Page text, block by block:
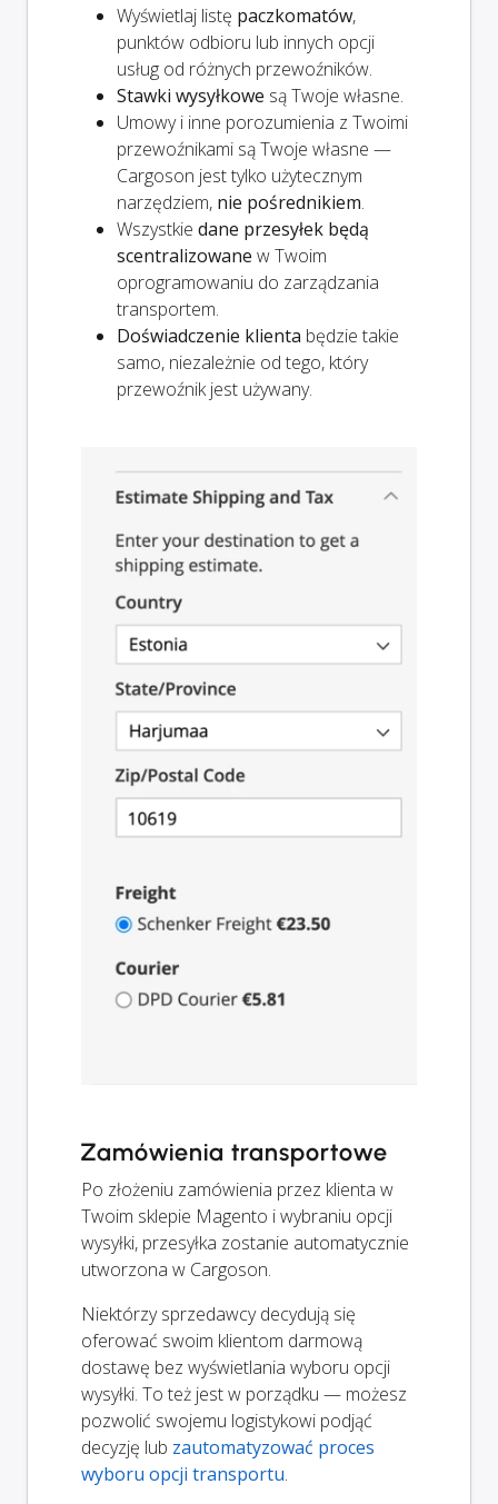
Wyświetlaj listę paczkomatów,
punktów odbioru lub innych opcji
usług od różnych przewoźników.
Stawki wysyłkowe są Twoje własne.
Umowy i inne porozumienia z Twoimi
przewoźnikami są Twoje własne —
Cargoson jest tylko użytecznym
narzędziem, nie pośrednikiem.
Wszystkie dane przesyłek będą
scentralizowane w Twoim
oprogramowaniu do zarządzania
transportem.
Doświadczenie klienta będzie takie
samo, niezależnie od tego, który
przewoźnik jest używany.
Zamówienia transportowe
Po złożeniu zamówienia przez klienta w
Twoim sklepie Magento i wybraniu opcji
wysyłki, przesyłka zostanie automatycznie
utworzona w Cargoson.
Niektórzy sprzedawcy decydują się
oferować swoim klientom darmową
dostawę bez wyświetlania wyboru opcji
wysyłki. To też jest w porządku — możesz
pozwolić swojemu logistykowi podjąć
decyzję lub zautomatyzować proces
wyboru opcji transportu.